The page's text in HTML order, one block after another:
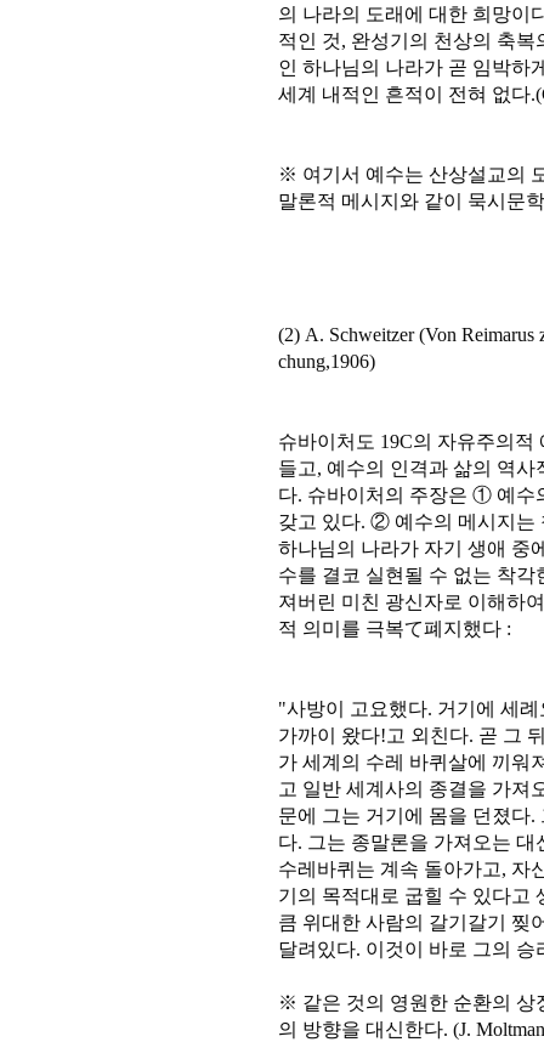
의 나라의 도래에 대한 희망이
적인 것, 완성기의 천상의 축
인 하나님의 나라가 곧 임박하
세계 내적인 흔적이 전혀 없다
※ 여기서 예수는 산상설교의
말론적 메시지와 같이 묵시문
(2) A. Schweitzer (Von Reimarus
chung,1906)
슈바이처도 19C의 자유주의
들고, 예수의 인격과 삶의 역
다. 슈바이처의 주장은 ① 예수
갖고 있다. ② 예수의 메시지는
하나님의 나라가 자기 생애 중
수를 결코 실현될 수 없는 착
져버린 미친 광신자로 이해하
적 의미를 극복て폐지했다 :
"사방이 고요했다. 거기에 세
가까이 왔다!고 외친다. 곧 그
가 세계의 수레 바퀴살에 끼워
고 일반 세계사의 종결을 가져
문에 그는 거기에 몸을 던졌다
다. 그는 종말론을 가져오는
수레바퀴는 계속 돌아가고, 자
기의 목적대로 굽힐 수 있다고
큼 위대한 사람의 갈기갈기 찢
달려있다. 이것이 바로 그의
※ 같은 것의 영원한 순환의 상
의 방향을 대신한다. (J.